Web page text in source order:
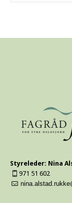
Styreleder: Nina
971 51 602